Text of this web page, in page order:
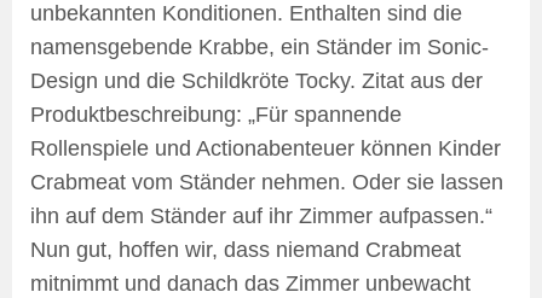
unbekannten Konditionen. Enthalten sind die
namensgebende Krabbe, ein Ständer im Sonic-
Design und die Schildkröte Tocky. Zitat aus der
Produktbeschreibung: „Für spannende
Rollenspiele und Actionabenteuer können Kinder
Crabmeat vom Ständer nehmen. Oder sie lassen
ihn auf dem Ständer auf ihr Zimmer aufpassen.“
Nun gut, hoffen wir, dass niemand Crabmeat
mitnimmt und danach das Zimmer unbewacht